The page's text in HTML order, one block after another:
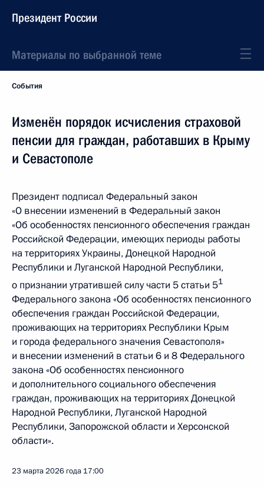
Президент России
Материалы по выбранной теме
События
Изменён порядок исчисления страховой
пенсии для граждан, работавших в Крыму
и Севастополе
Президент подписал Федеральный закон
«О внесении изменений в Федеральный закон
«Об особенностях пенсионного обеспечения граждан
Российской Федерации, имеющих периоды работы
на территориях Украины, Донецкой Народной
Республики и Луганской Народной Республики,
о признании утратившей силу части 5 статьи 51
Федерального закона «Об особенностях пенсионного
обеспечения граждан Российской Федерации,
проживающих на территориях Республики Крым
и города федерального значения Севастополя»
и внесении изменений в статьи 6 и 8 Федерального
закона «Об особенностях пенсионного
и дополнительного социального обеспечения
граждан, проживающих на территориях Донецкой
Народной Республики, Луганской Народной
Республики, Запорожской области и Херсонской
области».
23 марта 2026 года 17:00